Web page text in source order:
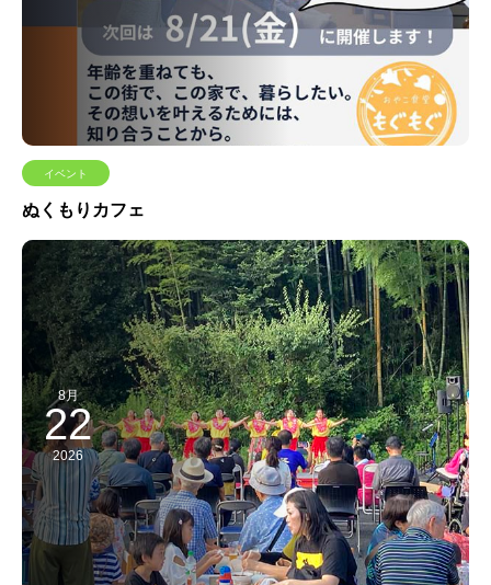
イベント
ぬくもりカフェ
8月
22
2026